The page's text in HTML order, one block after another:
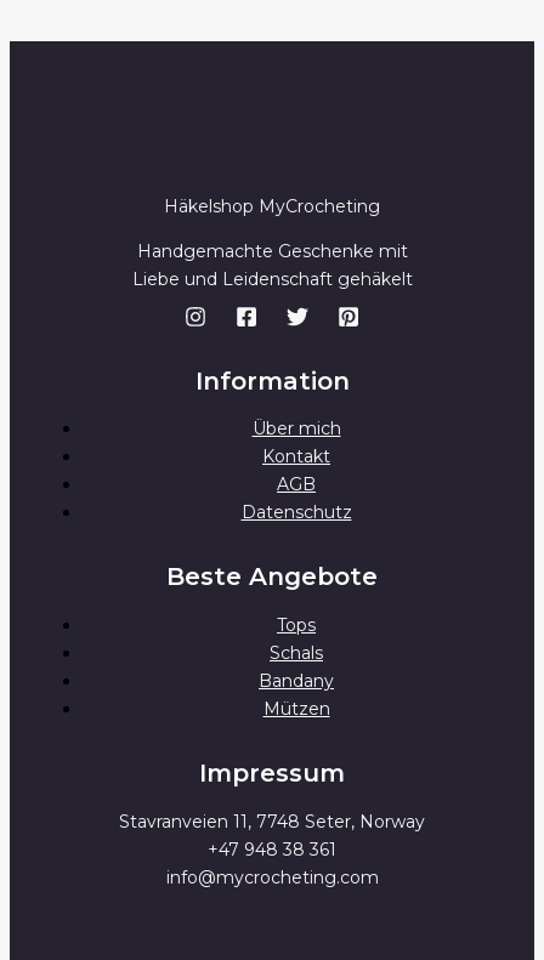
Häkelshop MyCrocheting
Handgemachte Geschenke mit
Liebe und Leidenschaft gehäkelt
Information
Über mich
Kontakt
AGB
Datenschutz
Beste Angebote
Tops
Schals
Bandany
Mützen
Impressum
Stavranveien 11, 7748 Seter, Norway
+47 948 38 361
info@mycrocheting.com